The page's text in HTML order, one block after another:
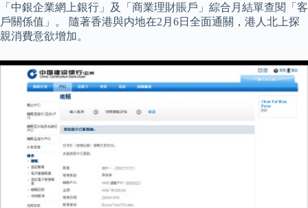
「中銀企業網上銀行」及「商業理財賬戶」綜合月結單查閱「客
戶關係值」。 隨著香港與内地在2月6日全面通關，港人北上探
親消費意欲增加。